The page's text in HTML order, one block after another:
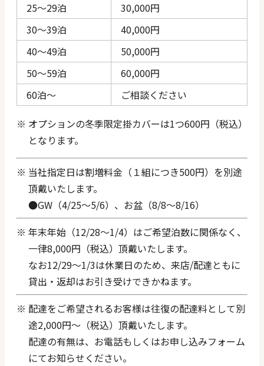
25〜29泊
30,000円
30〜39泊
40,000円
40〜49泊
50,000円
50〜59泊
60,000円
60泊〜
ご相談ください
オプションの冬季限定掛カバーは1つ600円（税込）
となります。
当社指定日は割増料金（１組につき500円）を別途
頂戴いたします。
●GW（4/25～5/6）、お盆（8/8～8/16）
年末年始（12/28～1/4）はご希望泊数に関係なく、
一律8,000円（税込）頂戴いたします。
なお12/29～1/3は休業日のため、来店/配達ともに
貸出・返却はお引き受けできかねます。
配達をご希望されるお客様は往復の配達料として別
途2,000円〜（税込）頂戴いたします。
配達の有無は、お電話もしくはお申し込みフォーム
にてお知らせください。